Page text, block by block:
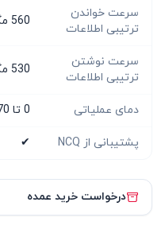
سرعت خواندن
ترتیبی اطلاعات
560 مگابایت بر ثانیه
سرعت نوشتن
ترتیبی اطلاعات
530 مگابایت بر ثانیه
دمای عملیاتی 0 تا 70 درجه سانتی‌گراد
پشتیبانی از NCQ ✔
درخواست خرید عمده